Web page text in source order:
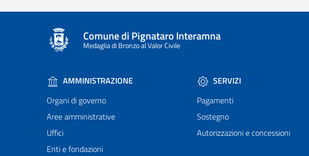
Comune di Pignataro Interamna
Medaglia di Bronzo al Valor Civile
AMMINISTRAZIONE
Organi di governo
Aree amministrative
Uffici
Enti e fondazioni
SERVIZI
Pagamenti
Sostegno
Autorizzazioni e concessioni